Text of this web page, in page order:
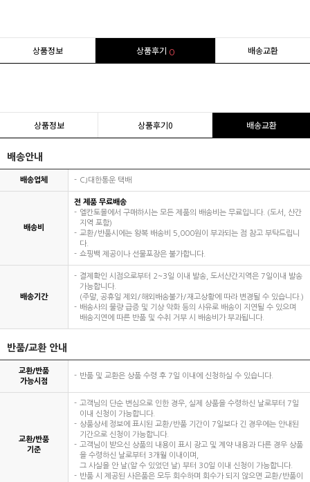
상품정보 상품후기 0 배송교환
상품정보 상품후기0 배송교환
배송안내
배송업체 CJ대한통운 택배
배송비
전 제품 무료배송
엘칸토몰에서 구매하시는 모든 제품의 배송비는 무료입니다. (도서, 산간
지역 포함)
교환/반품시에는 왕복 배송비 5,000원이 부과되는 점 참고 부탁드립니
다.
쇼핑백 제공이나 선물포장은 불가합니다.
배송기간
결제확인 시점으로부터 2~3일 이내 발송, 도서산간지역은 7일이내 발송
가능합니다.
(주말, 공휴일 제외/해외배송불가/재고상황에 따라 변경될 수 있습니다.)
배송사의 물량 급증 및 기상 악화 등의 사유로 배송이 지연될 수 있으며
배송지연에 따른 반품 및 수취 거부 시 배송비가 부과됩니다.
반품/교환 안내
교환/반품
가능시점
반품 및 교환은 상품 수령 후 7일 이내에 신청하실 수 있습니다.
교환/반품
기준
고객님의 단순 변심으로 인한 경우, 실제 상품을 수령하신 날로부터 7일
이내 신청이 가능합니다.
상품상세 정보에 표시된 교환/반품 기간이 7일보다 긴 경우에는 안내된
기간으로 신청이 가능합니다.
고객님이 받으신 상품의 내용이 표시 광고 및 계약 내용과 다른 경우 상품
을 수령하신 날로부터 3개월 이내이며,
그 사실을 안 날(알 수 있었던 날) 부터 30일 이내 신청이 가능합니다.
반품 시 제공된 사은품은 모두 회수하며 회수가 되지 않으면 교환/반품이